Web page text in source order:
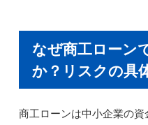
なぜ商工ローン
か？リスクの具
商工ローンは中小企業の